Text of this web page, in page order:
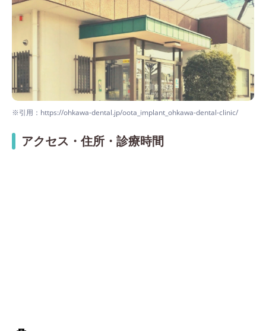
※引用：https://ohkawa-dental.jp/oota_implant_ohkawa-dental-clinic/
アクセス・住所・診療時間